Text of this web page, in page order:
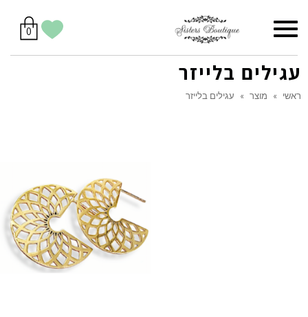
יש
לך
0מוצרים
בסל
הווישליסט
תפריט
עגילים בלייזר
ראשי » מוצר » עגילים בלייזר